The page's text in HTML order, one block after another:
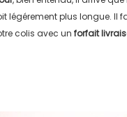
légérement plus longue. Il
colis avec un forfait